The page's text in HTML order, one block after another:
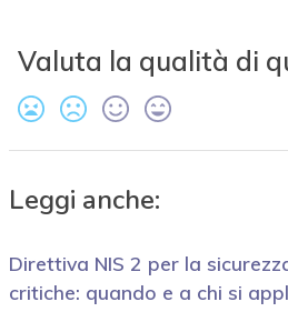
Valuta la qualità di
Leggi anche:
Direttiva NIS 2 per la
critiche: quando e a chi si